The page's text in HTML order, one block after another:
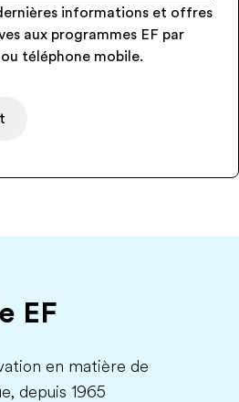
informations et offres
aux programmes EF par
téléphone mobile.
EF
en matière de
depuis 1965